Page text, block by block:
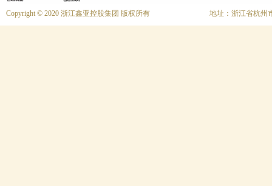
Copyright © 2020 浙江鑫亚控股集团 版权所有 地址：浙江省杭州